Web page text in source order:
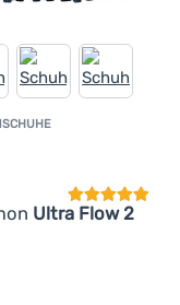
Ultra Flow 2